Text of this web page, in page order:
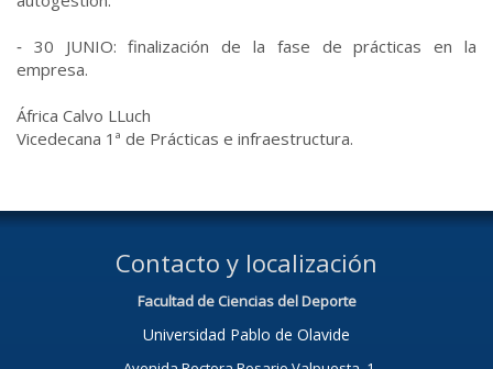
‐ 30 JUNIO: finalización de la fase de prácticas en la
empresa.
África Calvo LLuch
Vicedecana 1ª de Prácticas e infraestructura.
Contacto y localización
Facultad de Ciencias del Deporte
Universidad Pablo de Olavide